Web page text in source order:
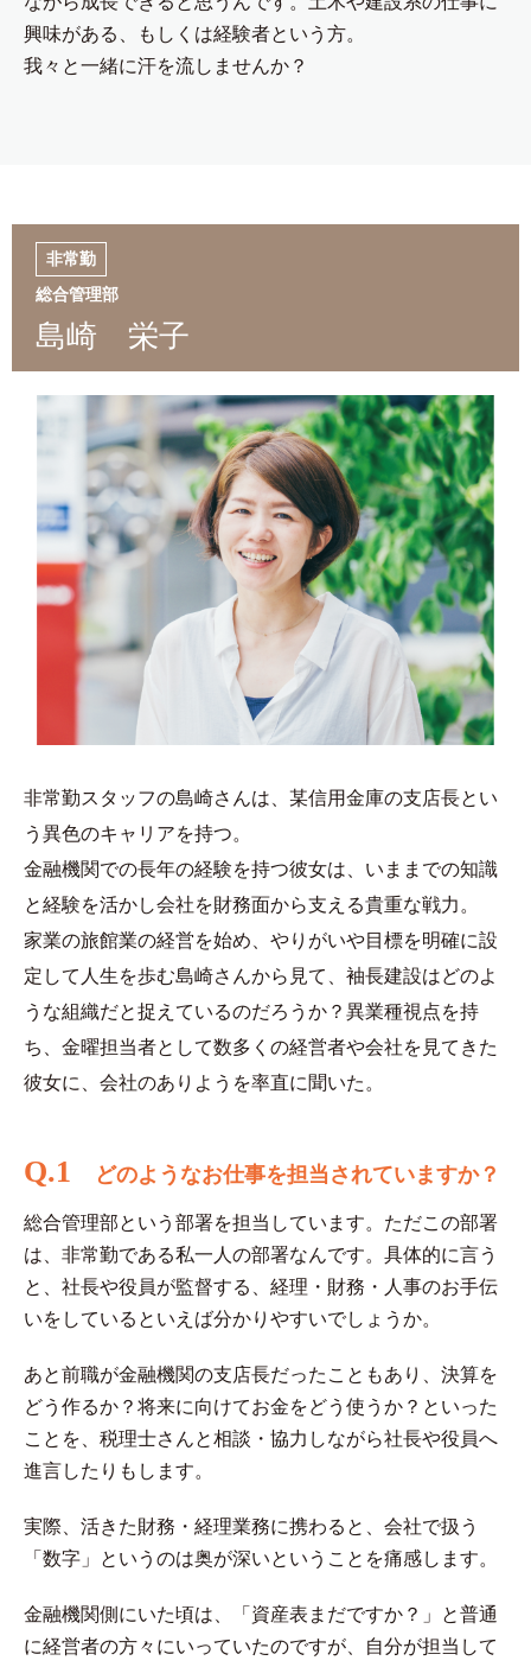
興味がある、もしくは経験者という方。
我々と一緒に汗を流しませんか？
非常勤
総合管理部
島崎 栄子
非常勤スタッフの島崎さんは、某信用金庫の支店長とい
う異色のキャリアを持つ。
金融機関での長年の経験を持つ彼女は、いままでの知識
と経験を活かし会社を財務面から支える貴重な戦力。
家業の旅館業の経営を始め、やりがいや目標を明確に設
定して人生を歩む島崎さんから見て、袖長建設はどのよ
うな組織だと捉えているのだろうか？異業種視点を持
ち、金曜担当者として数多くの経営者や会社を見てきた
彼女に、会社のありようを率直に聞いた。
Q.1 どのようなお仕事を担当されていますか？
総合管理部という部署を担当しています。ただこの部署
は、非常勤である私一人の部署なんです。具体的に言う
と、社長や役員が監督する、経理・財務・人事のお手伝
いをしているといえば分かりやすいでしょうか。
あと前職が金融機関の支店長だったこともあり、決算を
どう作るか？将来に向けてお金をどう使うか？といった
ことを、税理士さんと相談・協力しながら社長や役員へ
進言したりもします。
実際、活きた財務・経理業務に携わると、会社で扱う
「数字」というのは奥が深いということを痛感します。
金融機関側にいた頃は、「資産表まだですか？」と普通
に経営者の方々にいっていたのですが、自分が担当して